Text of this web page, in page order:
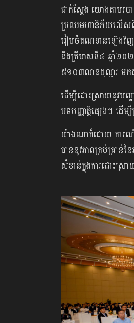
ជាក់ស្ដែង យោងតាម
ប្រឈមហានិភ័យលើសពី៣
រៀបចំឥណទានឡើងវិ
នឹងត្រីមាសទី៤ ឆ្នាំ២
៥១០៣លានដុល្លារ ម
ដើម្បីដោះស្រាយនូវបញ្ហ
បទបញ្ញាត្តិផ្សេងៗ ដើ
យ៉ាងណាក៏ដោយ ការណ៍ន
បាននូវភាពគ្រប់គ្រាន់
សំខាន់ក្នុងការដោះស្រ